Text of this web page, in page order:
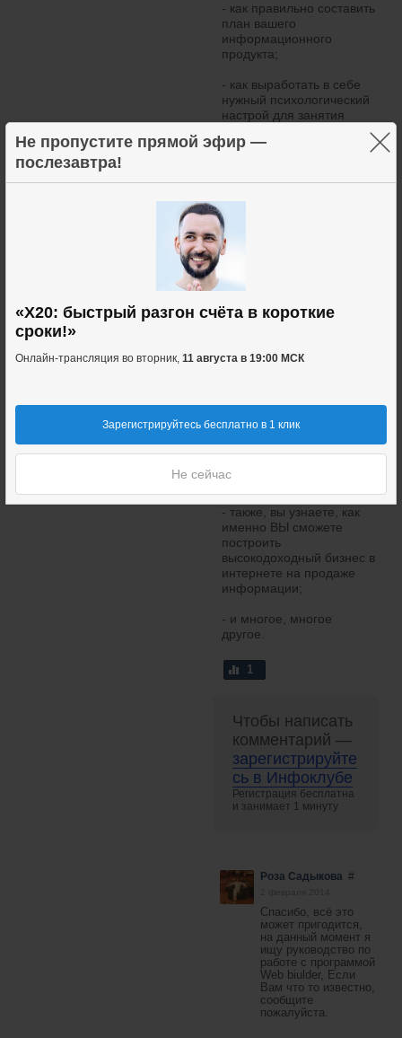
Не пропустите прямой эфир —
послезавтра!
«X20: быстрый разгон счёта в короткие
сроки!»
Онлайн-трансляция во вторник, 11 августа в 19:00 МСК
Зарегистрируйтесь бесплатно в 1 клик
Не сейчас
×
- как правильно составить
план вашего
информационного
продукта;
- как выработать в себе
нужный психологический
настрой для занятия
- лучший способ анализа
вашего сайта и
качественно записать
продающего сайта;
правильно настроить
рекламу на Яндекс-
продавать собственные
продукты в интернете;
- также, вы узнаете, как
именно ВЫ сможете
построить
высокодоходный бизнес в
интернете на продаже
информации;
- и многое, многое
другое.
1
Чтобы написать
комментарий —
зарегистрируйте
сь в Инфоклубе
Регистрация бесплатна
и занимает 1 минуту
Роза Садыкова #
Спасибо, всё это
может пригодится,
на данный момент я
ищу руководство по
работе с программой
Web biulder, Если
Вам что то известно,
сообщите
пожалуйста.